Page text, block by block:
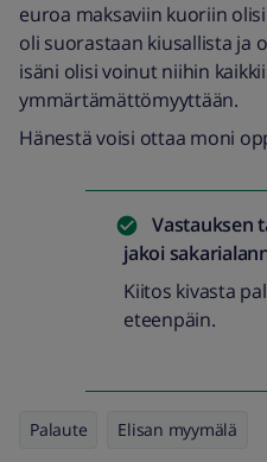
euroa maksaviin kuoriin
oli suorastaan kiusallista ja
isäni olisi voinut niihin
ymmärtämättömyyttään.
Hänestä voisi ottaa moni
Vastauksen
jakoi
Kiitos kivasta
eteenpäin.
Palaute Elisan myymälä